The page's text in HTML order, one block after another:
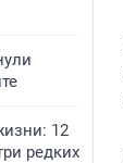
12
редких